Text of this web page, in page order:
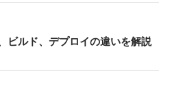
ビルド、デプロイの違いを解説